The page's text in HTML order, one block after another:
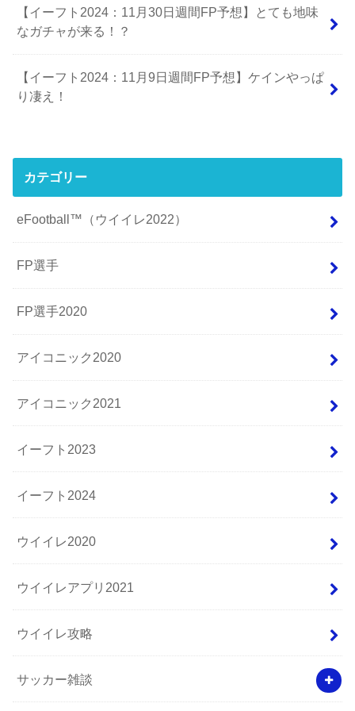
【イーフト2024：11月30日週間FP予想】とても地味
なガチャが来る！？
【イーフト2024：11月9日週間FP予想】ケインやっぱ
り凄え！
カテゴリー
eFootball™（ウイイレ2022）
FP選手
FP選手2020
アイコニック2020
アイコニック2021
イーフト2023
イーフト2024
ウイイレ2020
ウイイレアプリ2021
ウイイレ攻略
サッカー雑談